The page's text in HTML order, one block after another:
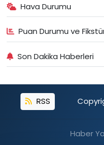
Hava Durumu
Puan Durumu ve
Son Dakika Haberleri
RSS
Haber